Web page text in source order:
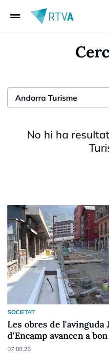
drag_handle
No hi ha
SOCIETAT
Les obres de l'avinguda
d'Encamp avancen a
07.08.26